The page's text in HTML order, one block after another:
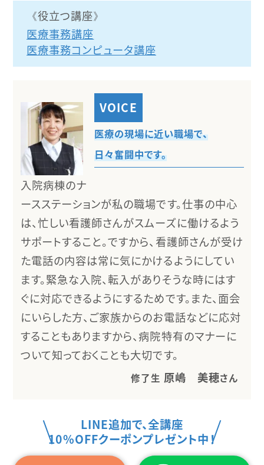
役立つ講座
医療事務講座
医療事務コンピュータ講座
医療の現場に近い職場で、
日々奮闘中です。
入院病棟のナ
ースステーションが私の職場です。仕事の中心
は、忙しい看護師さんがスムーズに働けるよう
サポートすること。ですから、看護師さんが受け
た電話の内容は常に気にかけるようにしてい
ます。緊急な入院、転入がありそうな時にはす
ぐに対応できるようにするためです。また、面会
にいらした方、ご家族からのお電話などに応対
することもありますから、病院特有のマナーに
ついて知っておくことも大切です。
修了生 原嶋 美穂さん
LINE追加で、全講座
10%OFFクーポンプレゼント中！